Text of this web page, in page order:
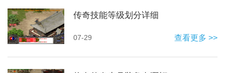
传奇技能等级划分详细
07-29 查看更多 >>